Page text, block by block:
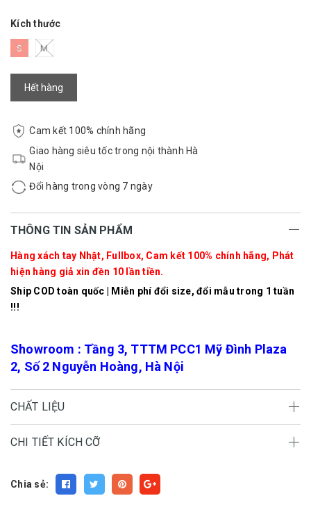
Kích thước
S M
Hết hàng
Cam kết 100% chính hãng
Giao hàng siêu tốc trong nội thành Hà
Nội
Đổi hàng trong vòng 7 ngày
THÔNG TIN SẢN PHẨM
Hàng xách tay Nhật, Fullbox, Cam kết 100% chính hãng, Phát
hiện hàng giả xin đền 10 lần tiền.
Ship COD toàn quốc | Miễn phí đổi size, đổi mẫu trong 1 tuần
!!!
Showroom : Tầng 3, TTTM PCC1 Mỹ Đình Plaza
2, Số 2 Nguyễn Hoàng, Hà Nội
CHẤT LIỆU
CHI TIẾT KÍCH CỠ
Chia sẻ: